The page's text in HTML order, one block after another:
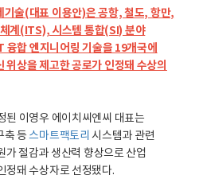
기술(대표 이용안)은 공항, 철도, 항만,
계(ITS), 시스템 통합(SI) 분야
합 엔지니어링 기술을 19개국에
상을 제고한 공로가 인정돼 수상의
된 이영우 에이치씨엔씨 대표는
축 등스마트팩토리 시스템과 관련
가 절감과 생산력 향상으로 산업
정돼 수상자로 선정됐다.